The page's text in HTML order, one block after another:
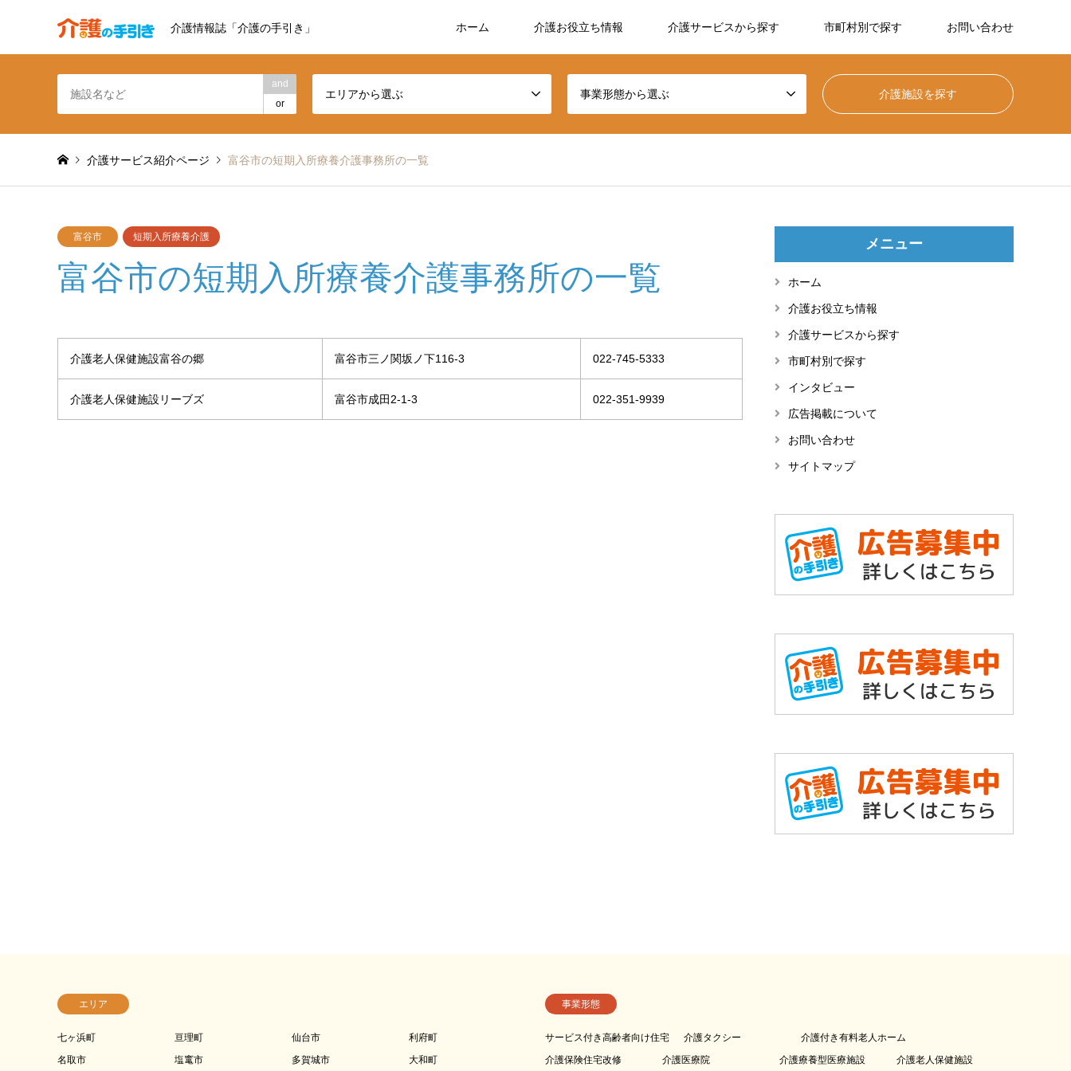
介護情報誌「介護の手引き」 ホーム 介護お役立ち情報 介護サービスから探す 市町村別で探す お問い合わせ
and
or
エリアから選ぶ 事業形態から選ぶ
介護サービス紹介ページ 富谷市の短期入所療養介護事務所の一覧
富谷市 短期入所療養介護
富谷市の短期入所療養介護事務所の一覧
介護老人保健施設富谷の郷 富谷市三ノ関坂ノ下116-3 022-745-5333
介護老人保健施設リーブズ 富谷市成田2-1-3 022-351-9939
メニュー
ホーム
介護お役立ち情報
介護サービスから探す
市町村別で探す
インタビュー
広告掲載について
お問い合わせ
サイトマップ
エリア
七ヶ浜町 亘理町 仙台市
利府町
名取市
塩竃市 多賀城市 大和町
事業形態
サービス付き高齢者向け住宅 介護タクシー
介護付き有料老人ホーム
介護保険住宅改修
介護医療院 介護療養型医療施設 介護老人保健施設